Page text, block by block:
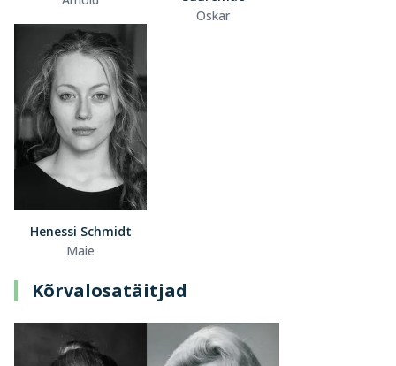
Oskar
Henessi Schmidt
Maie
Kõrvalosatäitjad